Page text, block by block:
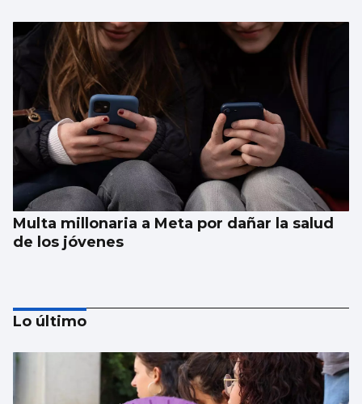
Multa millonaria a Meta por dañar la salud
de los jóvenes
Lo último